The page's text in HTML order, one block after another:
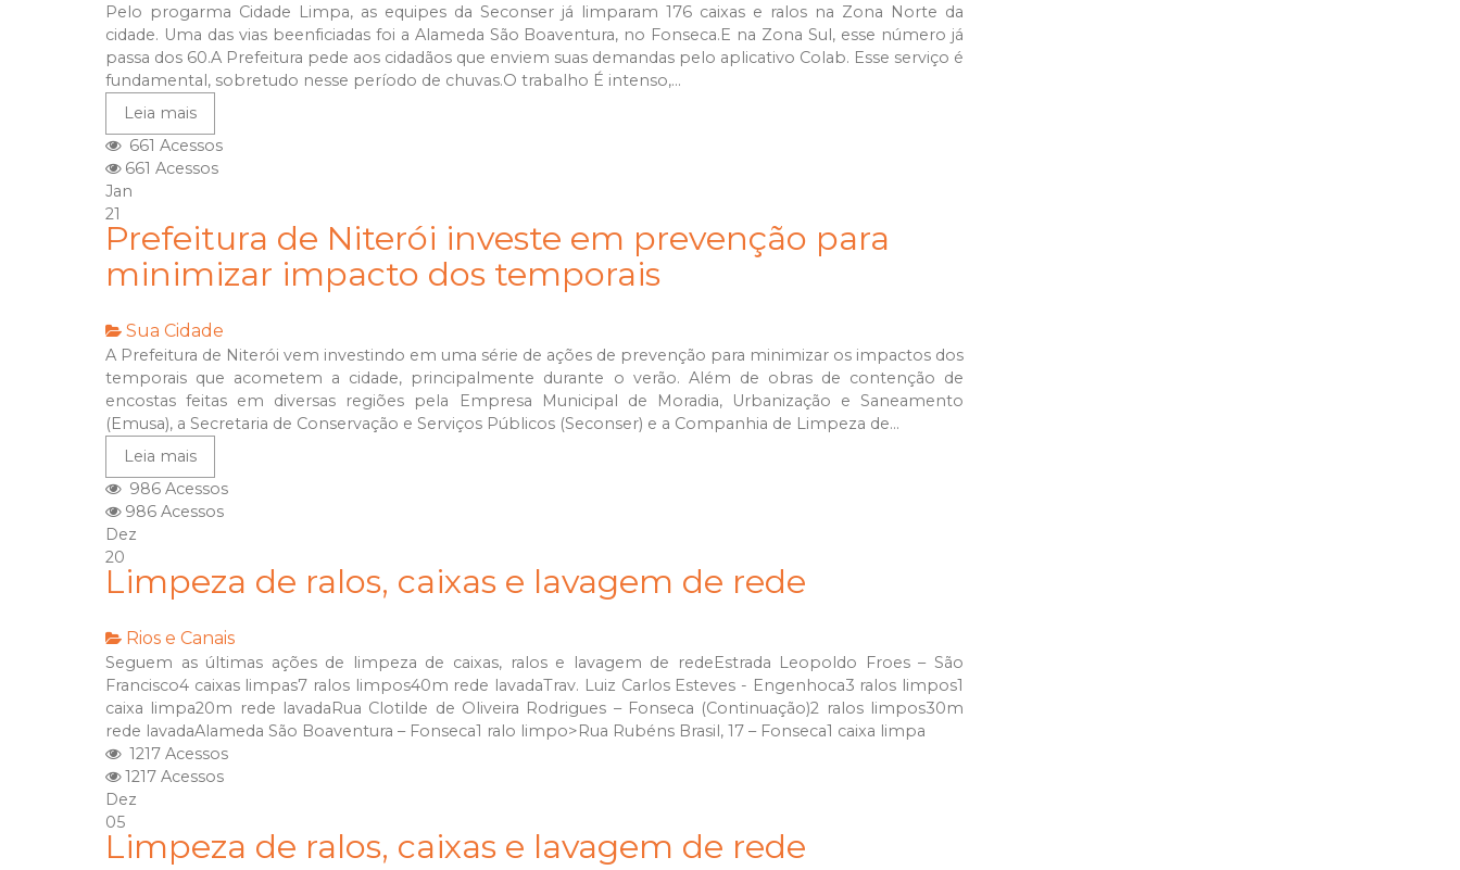
Pelo progarma Cidade Limpa, as equipes da Seconser já limparam 176 caixas e ralos na Zona Norte da
cidade. Uma das vias beenficiadas foi a Alameda São Boaventura, no Fonseca.E na Zona Sul, esse número já
passa dos 60.A Prefeitura pede aos cidadãos que enviem suas demandas pelo aplicativo Colab. Esse serviço é
fundamental, sobretudo nesse período de chuvas.O trabalho É intenso,...
Leia mais
661 Acessos
661 Acessos
Jan
21
Prefeitura de Niterói investe em prevenção para
minimizar impacto dos temporais
Sua Cidade
A Prefeitura de Niterói vem investindo em uma série de ações de prevenção para minimizar os impactos dos
temporais que acometem a cidade, principalmente durante o verão. Além de obras de contenção de
encostas feitas em diversas regiões pela Empresa Municipal de Moradia, Urbanização e Saneamento
(Emusa), a Secretaria de Conservação e Serviços Públicos (Seconser) e a Companhia de Limpeza de...
Leia mais
986 Acessos
986 Acessos
Dez
20
Limpeza de ralos, caixas e lavagem de rede
Rios e Canais
Seguem as últimas ações de limpeza de caixas, ralos e lavagem de redeEstrada Leopoldo Froes – São
Francisco4 caixas limpas7 ralos limpos40m rede lavadaTrav. Luiz Carlos Esteves - Engenhoca3 ralos limpos1
caixa limpa20m rede lavadaRua Clotilde de Oliveira Rodrigues – Fonseca (Continuação)2 ralos limpos30m
rede lavadaAlameda São Boaventura – Fonseca1 ralo limpo>Rua Rubéns Brasil, 17 – Fonseca1 caixa limpa
1217 Acessos
1217 Acessos
Dez
05
Limpeza de ralos, caixas e lavagem de rede